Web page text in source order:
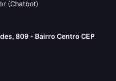
(Chatbot)
809 - Bairro Centro CEP